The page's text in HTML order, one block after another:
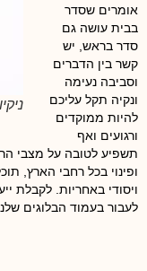
אומרים שסדר
בבית עושה גם
סדר בראש, יש
קשר בין הדברים
וסביבה נעימה
ונקיה תקל עליכם
להיות ממוקדים
ורגועים ואף
תשפיע לטובה על מצבי
ופינוי בכל רחבי הארץ,
ויסודי באחריות. לקבלת
לעבור בעמוד הבלוגים